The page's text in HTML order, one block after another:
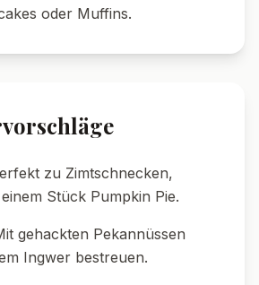
oder Muffins.
zu Zimtschnecken,
Stück Pumpkin Pie.
gehackten Pekannüssen
Ingwer bestreuen.